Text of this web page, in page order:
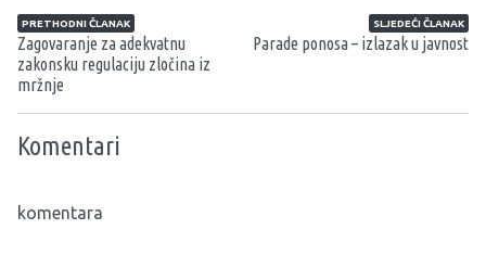
Navigacija članaka
PRETHODNI ČLANAK
Zagovaranje za adekvatnu
zakonsku regulaciju zločina iz
mržnje
SLJEDEĆI ČLANAK
Parade ponosa – izlazak u javnost
Komentari
komentara